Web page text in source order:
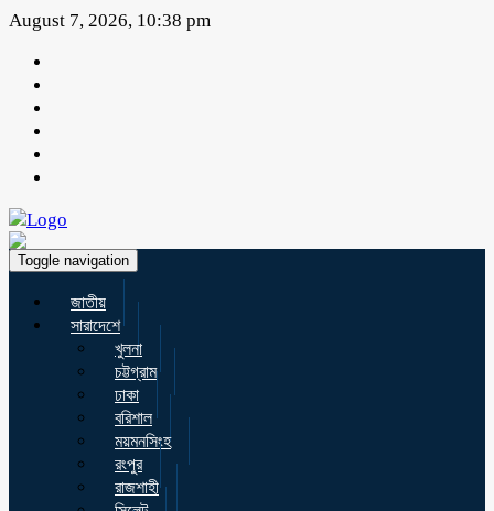
August 7, 2026, 10:38 pm
Toggle navigation
জাতীয়
সারাদেশে
খুলনা
চট্টগ্রাম
ঢাকা
বরিশাল
ময়মনসিংহ
রংপুর
রাজশাহী